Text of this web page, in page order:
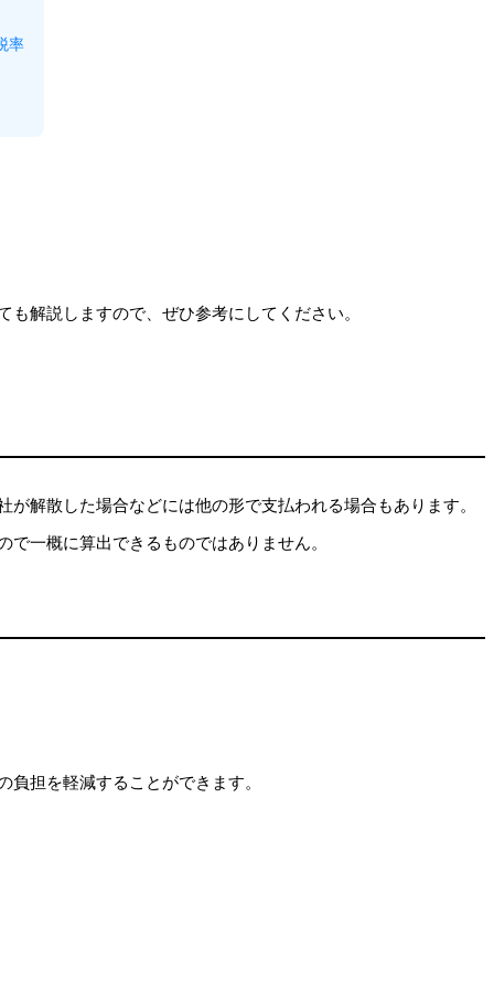
率
解説しますので、ぜひ参考にしてください。
解散した場合などには他の形で支払われる場合もあります。
一概に算出できるものではありません。
担を軽減することができます。